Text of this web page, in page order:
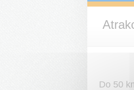
Do 50